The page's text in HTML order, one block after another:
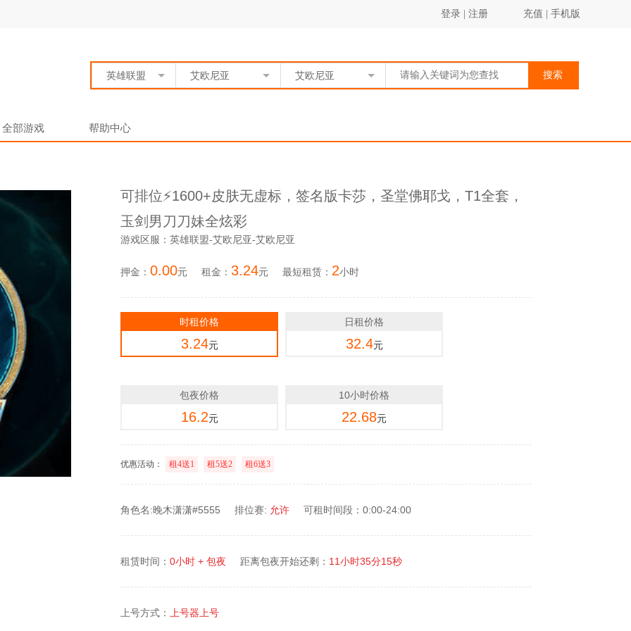
登录 注册 充值 手机版
英雄联盟 艾欧尼亚 艾欧尼亚 搜索
全部游戏 帮助中心
可排位⚡️1600+皮肤无虚标，签名版卡莎，圣堂佛耶戈，T1全套，
玉剑男刀刀妹全炫彩
游戏区服：英雄联盟-艾欧尼亚-艾欧尼亚
押金： 0.00元 租金： 3.24元 最短租赁： 2小时
时租价格
3.24元
日租价格
32.4元
包夜价格
16.2元
10小时价格
22.68元
优惠活动： 租4送1 租5送2 租6送3
角色名:晚木潇潇#5555 排位赛: 允许 可租时间段：0:00-24:00
租赁时间： 0小时 + 包夜 距离包夜开始还剩： 11小时35分15秒
上号方式： 上号器上号